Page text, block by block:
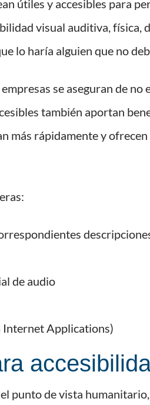
útiles y accesibles para
visual auditiva, física,
lo haría alguien que no
se aseguran de
también aportan
más rápidamente y
de audio
Internet Applications)
punto de vista